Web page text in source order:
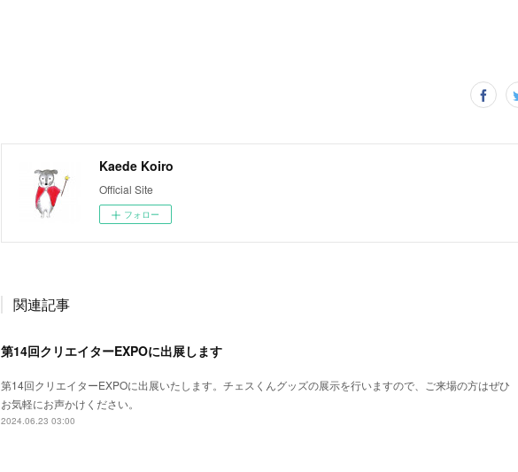
Kaede Koiro
Official Site
フォロー
関連記事
第14回クリエイターEXPOに出展します
第14回クリエイターEXPOに出展いたします。チェスくんグッズの展示を行いますので、ご来場の方はぜひ
お気軽にお声かけください。
2024.06.23 03:00